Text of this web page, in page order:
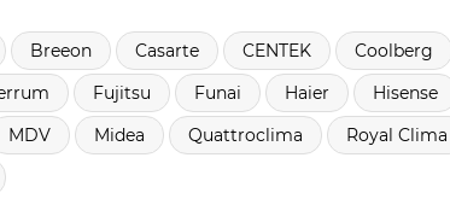
Breeon Casarte CENTEK Coolberg
Fujitsu Funai Haier Hisense
MDV Midea Quattroclima Royal Clima